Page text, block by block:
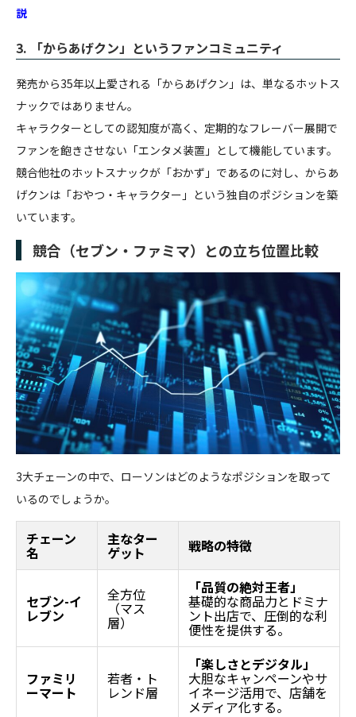
説
3. 「からあげクン」というファンコミュニティ
発売から35年以上愛される「からあげクン」は、単なるホットス
ナックではありません。
キャラクターとしての認知度が高く、定期的なフレーバー展開で
ファンを飽きさせない「エンタメ装置」として機能しています。
競合他社のホットスナックが「おかず」であるのに対し、からあ
げクンは「おやつ・キャラクター」という独自のポジションを築
いています。
競合（セブン・ファミマ）との立ち位置比較
3大チェーンの中で、ローソンはどのようなポジションを取って
いるのでしょうか。
チェーン
名
主なター
ゲット 戦略の特徴
セブン-イ
レブン
全方位
（マス
層）
「品質の絶対王者」
基礎的な商品力とドミナ
ント出店で、圧倒的な利
便性を提供する。
ファミリ
ーマート
若者・ト
レンド層
「楽しさとデジタル」
大胆なキャンペーンやサ
イネージ活用で、店舗を
メディア化する。